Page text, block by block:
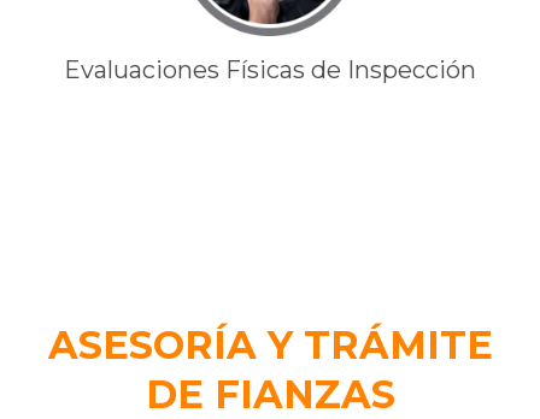
Evaluaciones Físicas de Inspección
ASESORÍA Y TRÁMITE
DE FIANZAS